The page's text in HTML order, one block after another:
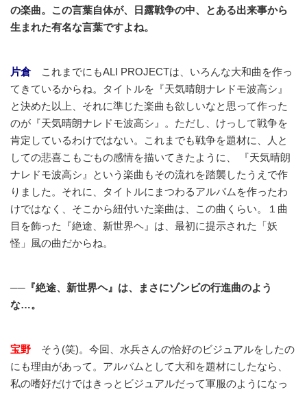
の楽曲。この言葉自体が、日露戦争の中、とある出来事から
生まれた有名な言葉ですよね。
片倉これまでにもALI PROJECTは、いろんな大和曲を作っ
てきているからね。タイトルを『天気晴朗ナレドモ波高シ』
と決めた以上、それに準じた楽曲も欲しいなと思って作った
のが『天気晴朗ナレドモ波高シ』。ただし、けっして戦争を
肯定しているわけではない。これまでも戦争を題材に、人と
しての悲喜こもごもの感情を描いてきたように、 『天気晴朗
ナレドモ波高シ』という楽曲もその流れを踏襲したうえで作
りました。それに、タイトルにまつわるアルバムを作ったわ
けではなく、そこから紐付いた楽曲は、この曲くらい。１曲
目を飾った『絶途、新世界ヘ』は、最初に提示された「妖
怪」風の曲だからね。
──『絶途、新世界ヘ』は、まさにゾンビの行進曲のよう
な…。
宝野 そう(笑)。今回、水兵さんの恰好のビジュアルをしたの
にも理由があって。アルバムとして大和を題材にしたなら、
私の嗜好だけではきっとビジュアルだって軍服のようになっ